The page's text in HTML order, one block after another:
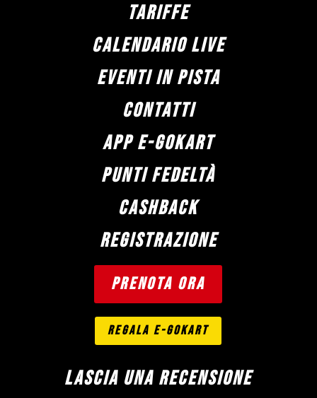
TARIFFE
CALENDARIO LIVE
EVENTI IN PISTA
CONTATTI
APP E-GOKART
PUNTI FEDELTÀ
CASHBACK
REGISTRAZIONE
PRENOTA ORA
REGALA E-GOKART
LASCIA UNA RECENSIONE